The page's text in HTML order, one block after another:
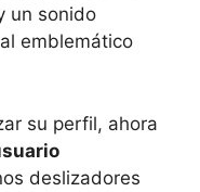
un sonido
emblemático
su perfil, ahora
deslizadores